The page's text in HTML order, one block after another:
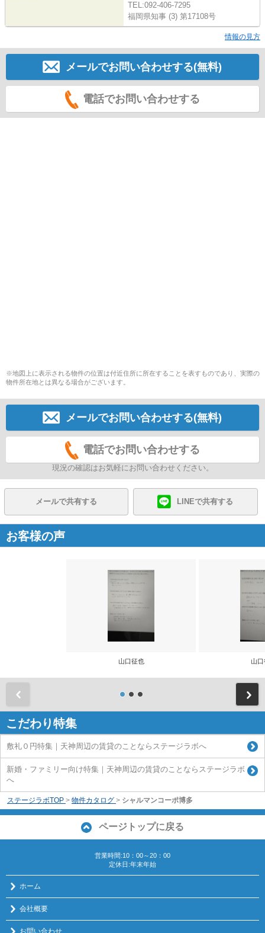
TEL:092-406-7295
福岡県知事 (3) 第17108号
情報の見方
メールでお問い合わせする(無料)
電話でお問い合わせする
※地図上に表示される物件の位置は付近住所に所在することを表すものであり、実際の
物件所在地とは異なる場合がございます。
メールでお問い合わせする(無料)
電話でお問い合わせする
現況の確認はお気軽にお問い合わせください。
メールで共有する LINEで共有する
お客様の声
山口征也 山
こだわり特集
敷礼０円特集｜天神周辺の賃貸のことならステージラボへ
新婚・ファミリー向け特集｜天神周辺の賃貸のことならステージラボ
へ
ステージラボTOP > 物件カタログ > シャルマンコーポ博多
ページトップに戻る
営業時間:10：00～20：00
定休日:年末年始
ホーム
会社概要